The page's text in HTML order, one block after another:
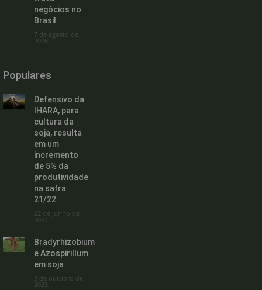
negócios no
Brasil
7 de agosto de
2026
Populares
Defensivo da
IHARA, para
cultura da
soja, resulta
em um
incremento
de 5% da
produtividade
na safra
21/22
22 de junho de
2022
Bradyrhizobium
e Azospirillum
em soja
3 de outubro de
2023